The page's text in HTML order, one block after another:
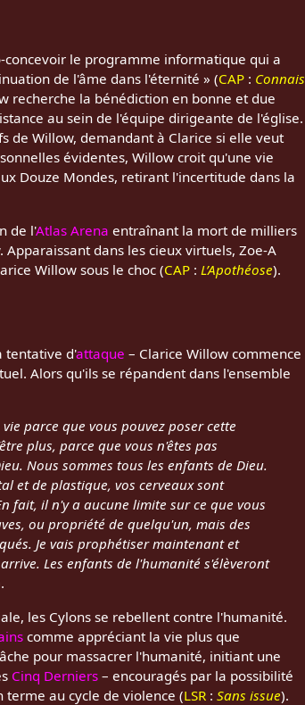
concevoir le programme informatique qui a
de l'âme dans l'éternité » (CAP : Connais
recherche la bénédiction en bonne et due
au sein de l'équipe dirigeante de l'église.
de Willow, demandant à Clarice si elle veut
évidentes, Willow croit qu'une vie
Douze Mondes, retirant l'incertitude dans la
de l'Atlas Arena entraînant la mort de milliers
dans les cieux virtuels, Zoe-A
Willow sous le choc (CAP : L’Apothéose).
tentative d'attaque – Clarice Willow commence
Alors qu'ils se répandent dans l'ensemble
parce que vous pouvez poser cette
plus, parce que vous n'êtes pas
Nous sommes tous les enfants de Dieu.
et de plastique, vos cerveaux sont
fait, il n'y a aucune limite sur ce que vous
ou propriété de quelqu'un, mais des
Je vais prophétiser maintenant et
Les enfants de l'humanité s'élèveront
les Cylons se rebellent contre l'humanité.
comme appréciant la vie plus que
pour massacrer l'humanité, initiant une
Cinq Derniers – encouragés par la possibilité
au cycle de violence (LSR :Sans issue).